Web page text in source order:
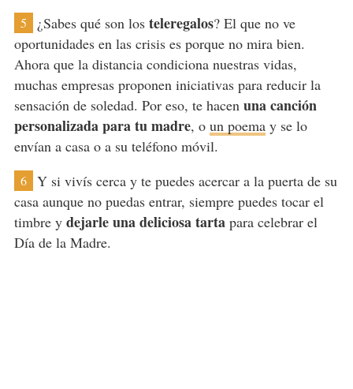
5 ¿Sabes qué son los teleregalos? El que no ve
oportunidades en las crisis es porque no mira bien.
Ahora que la distancia condiciona nuestras vidas,
muchas empresas proponen iniciativas para reducir la
sensación de soledad. Por eso, te hacen una canción
personalizada para tu madre, o un poemay se lo
envían a casa o a su teléfono móvil.
6
Y si vivís cerca y te puedes acercar a la puerta de su
casa aunque no puedas entrar, siempre puedes tocar el
timbre y dejarle una deliciosa tartapara celebrar el
Día de la Madre.